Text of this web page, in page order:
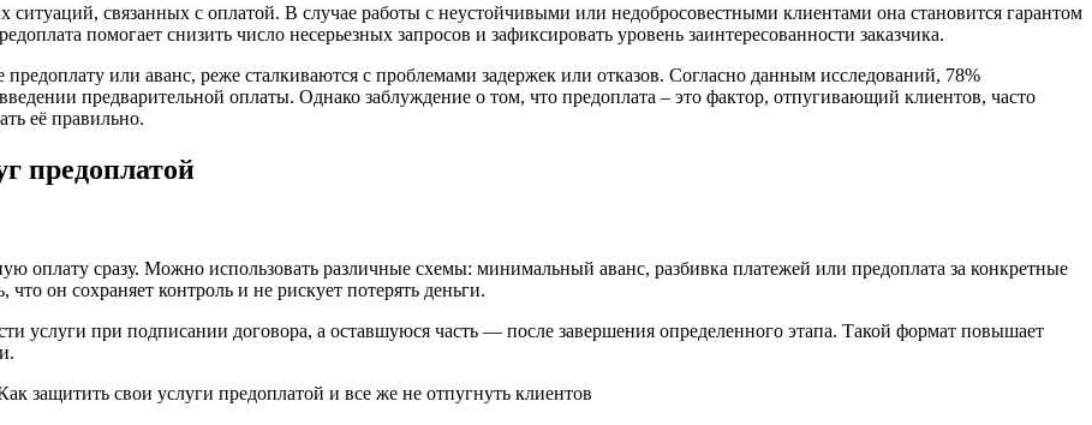
ситуаций, связанных с оплатой. В случае работы с неустойчивыми или недобросовестными клиентами она становится гарантом
помогает снизить число несерьезных запросов и зафиксировать уровень заинтересованности заказчика.
или аванс, реже сталкиваются с проблемами задержек или отказов. Согласно данным исследований, 78%
предварительной оплаты. Однако заблуждение о том, что предоплата – это фактор, отпугивающий клиентов, часто
её правильно.
предоплатой
оплату сразу. Можно использовать различные схемы: минимальный аванс, разбивка платежей или предоплата за конкретные
он сохраняет контроль и не рискует потерять деньги.
услуги при подписании договора, а оставшуюся часть — после завершения определенного этапа. Такой формат повышает